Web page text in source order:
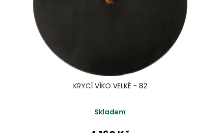
KRYCÍ VÍKO VELKÉ - 82
Skladem